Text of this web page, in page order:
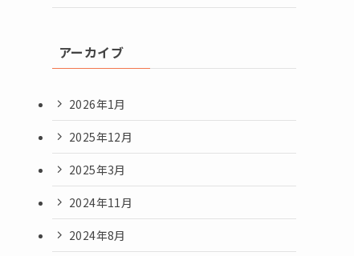
アーカイブ
2026年1月
2025年12月
2025年3月
2024年11月
2024年8月